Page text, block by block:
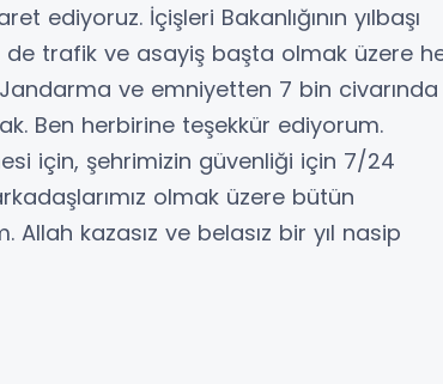
ediyoruz. İçişleri Bakanlığının yılbaşı
trafik ve asayiş başta olmak üzere
ve emniyetten 7 bin civarında
Ben herbirine teşekkür ediyorum.
için, şehrimizin güvenliği için 7/24
olmak üzere bütün
Allah kazasız ve belasız bir yıl nasip